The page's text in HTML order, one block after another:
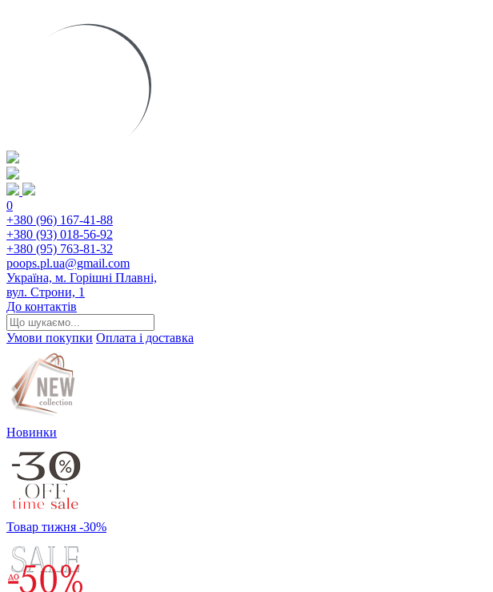
0
+380 (96) 167-41-88
+380 (93) 018-56-92
+380 (95) 763-81-32
poops.pl.ua@gmail.com
Україна, м. Горішні Плавні,
вул. Строни, 1
До контактів
Умови покупки Оплата і доставка
Новинки
Товар тижня -30%